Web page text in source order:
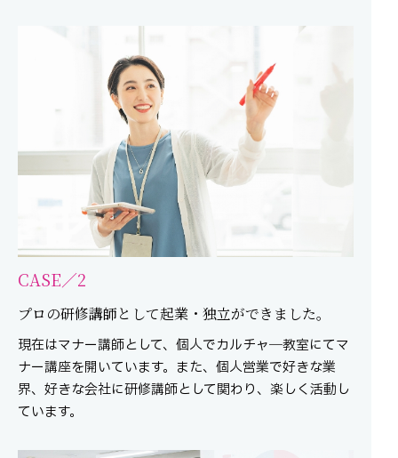
CASE／2
プロの研修講師として起業・独立ができました。
現在はマナー講師として、個人でカルチャ―教室にてマ
ナー講座を開いています。また、個人営業で好きな業
界、好きな会社に研修講師として関わり、楽しく活動し
ています。